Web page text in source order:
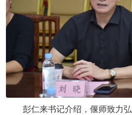
彭仁来书记介绍，偃师致力弘